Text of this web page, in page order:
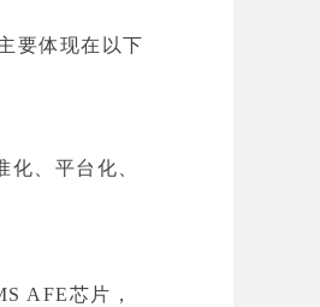
要体现在以下
、平台化、
AFE芯片，